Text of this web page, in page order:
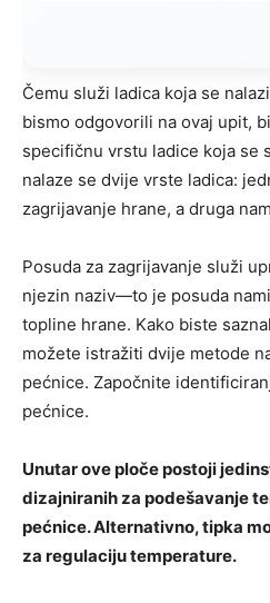
Čemu služi ladica koja se
bismo odgovorili na ovaj upit,
specifičnu vrstu ladice koja se
nalaze se dvije vrste ladica:
zagrijavanje hrane, a druga
Posuda za zagrijavanje služi
njezin naziv—to je posuda
topline hrane. Kako biste
možete istražiti dvije metode
pećnice. Započnite
pećnice.
Unutar ove ploče postoji
dizajniranih za podešavanje
pećnice. Alternativno, tipka
za regulaciju temperature.